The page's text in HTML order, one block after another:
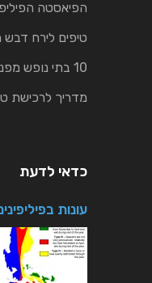
הפיאסטה
טיפים לירח
10 בתי נופש מפנקים
מדריך לרכישת
כדאי לדעת
עונות